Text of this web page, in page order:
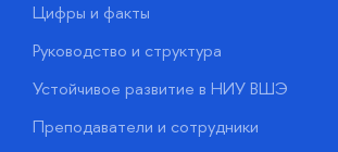
Цифры и факты
Руководство и структура
Устойчивое развитие в НИУ ВШЭ
Преподаватели и сотрудники